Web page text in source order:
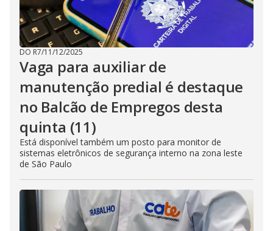
DO R7/11/12/2025
Vaga para auxiliar de
manutenção predial é destaque
no Balcão de Empregos desta
quinta (11)
Está disponível também um posto para monitor de
sistemas eletrônicos de segurança interno na zona leste
de São Paulo